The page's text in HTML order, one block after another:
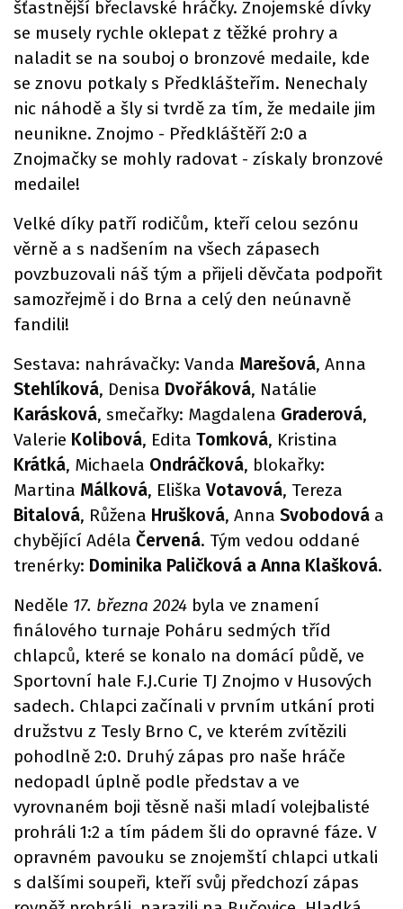
šťastnější břeclavské hráčky. Znojemské dívky
se musely rychle oklepat z těžké prohry a
naladit se na souboj o bronzové medaile, kde
se znovu potkaly s Předklášteřím. Nenechaly
nic náhodě a šly si tvrdě za tím, že medaile jim
neunikne. Znojmo - Předkláštěří 2:0 a
Znojmačky se mohly radovat - získaly bronzové
medaile!
Velké díky patří rodičům, kteří celou sezónu
věrně a s nadšením na všech zápasech
povzbuzovali náš tým a přijeli děvčata podpořit
samozřejmě i do Brna a celý den neúnavně
fandili!
Sestava: nahrávačky: Vanda Marešová, Anna
Stehlíková, Denisa Dvořáková, Natálie
Karásková, smečařky: Magdalena Graderová,
Valerie Kolibová, Edita Tomková, Kristina
Krátká, Michaela Ondráčková, blokařky:
Martina Málková, Eliška Votavová, Tereza
Bitalová, Růžena Hrušková, Anna Svobodová a
chybějící Adéla Červená. Tým vedou oddané
trenérky: Dominika Paličková a Anna Klašková.
Neděle 17. března 2024 byla ve znamení
finálového turnaje Poháru sedmých tříd
chlapců, které se konalo na domácí půdě, ve
Sportovní hale F.J.Curie TJ Znojmo v Husových
sadech. Chlapci začínali v prvním utkání proti
družstvu z Tesly Brno C, ve kterém zvítězili
pohodlně 2:0. Druhý zápas pro naše hráče
nedopadl úplně podle představ a ve
vyrovnaném boji těsně naši mladí volejbalisté
prohráli 1:2 a tím pádem šli do opravné fáze. V
opravném pavouku se znojemští chlapci utkali
s dalšími soupeři, kteří svůj předchozí zápas